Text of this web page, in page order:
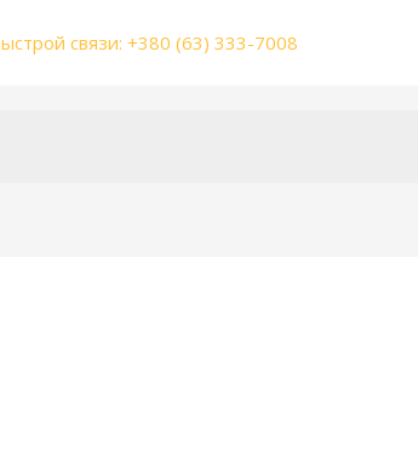
связи: +380 (63) 333-7008